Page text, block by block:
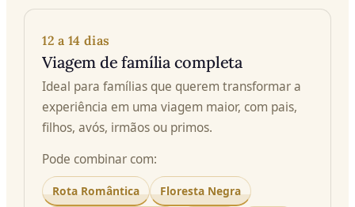
12 a 14 dias
Viagem de família completa
Ideal para famílias que querem transformar a
experiência em uma viagem maior, com pais,
filhos, avós, irmãos ou primos.
Pode combinar com:
Rota Romântica
Floresta Negra